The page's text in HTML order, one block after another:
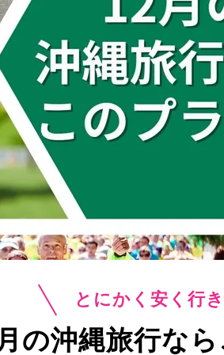
とにかく安く行
の沖縄旅行な